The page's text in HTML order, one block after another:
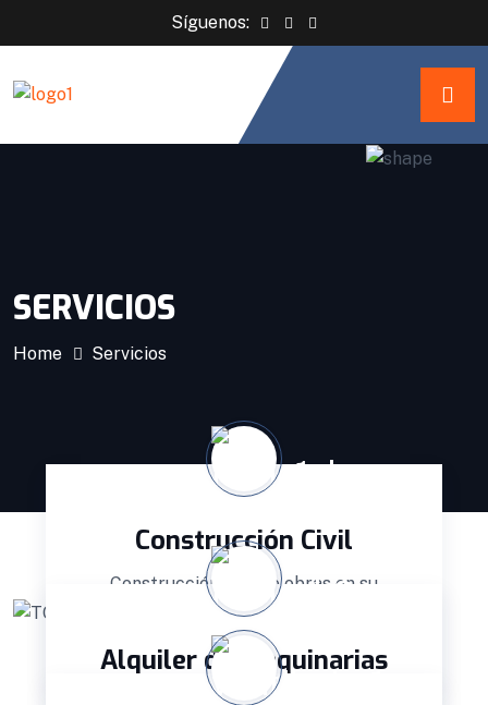
Síguenos:
SERVICIOS
Home Servicios
Construcción Civil
Construcción civil de obras en su
totalidad desde el diseño, ingeniería y
construcción.
Alquiler de Maquinarias